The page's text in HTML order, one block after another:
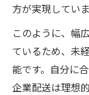
方が実現していま
このように、幅
ているため、未
能です。自分に
企業配送は理想